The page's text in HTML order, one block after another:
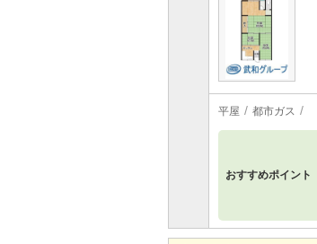
平屋 都市ガス
おすすめポイント